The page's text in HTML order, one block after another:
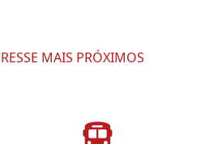
MAIS PRÓXIMOS